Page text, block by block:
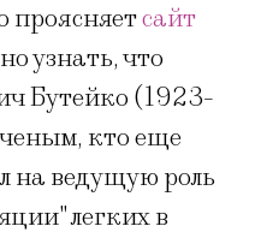
проясняетсайт
узнать, что
Бутейко (1923-
кто еще
на ведущую роль
легких в